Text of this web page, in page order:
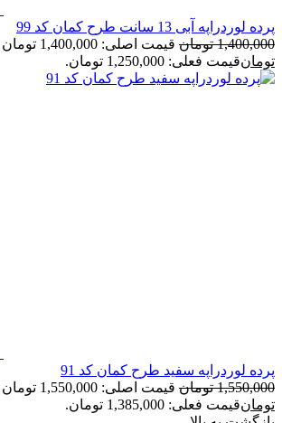
لوردراپه آبی 13 سانت طرح کمان کد 99
تومان قیمت اصلی: 1,400,000 تومان بود.
قیمت فعلی: 1,250,000 تومان.
لوردراپه سفید طرح کمان کد 91
تومان قیمت اصلی: 1,550,000 تومان بود.
قیمت فعلی: 1,385,000 تومان.